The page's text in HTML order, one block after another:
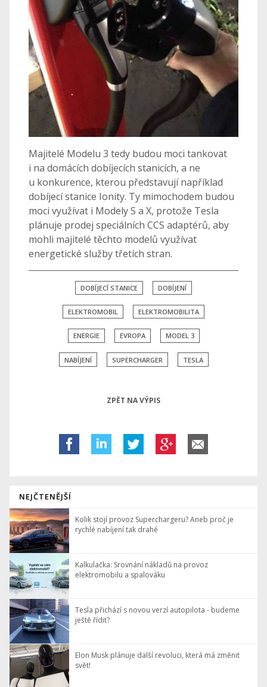
Majitelé Modelu 3 tedy budou moci tankovat
i na domácích dobíjecích stanicích, a ne
u konkurence, kterou představují například
dobíjecí stanice Ionity. Ty mimochodem budou
moci využívat i Modely S a X, protože Tesla
plánuje prodej speciálních CCS adaptérů, aby
mohli majitelé těchto modelů využívat
energetické služby třetích stran.
DOBÍJECÍ STANICE DOBÍJENÍ
ELEKTROMOBIL ELEKTROMOBILITA
ENERGIE EVROPA MODEL 3
NABÍJENÍ SUPERCHARGER TESLA
ZPĚT NA VÝPIS
NEJČTENĚJŠÍ
Kolik stojí provoz Superchargeru? Aneb proč je
rychlé nabíjení tak drahé
Kalkulačka: Srovnání nákladů na provoz
elektromobilu a spalováku
Tesla přichází s novou verzí autopilota - budeme
ještě řídit?
Elon Musk plánuje další revoluci, která má změnit
svět!